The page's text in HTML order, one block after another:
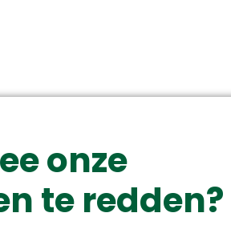
onze
te redden?